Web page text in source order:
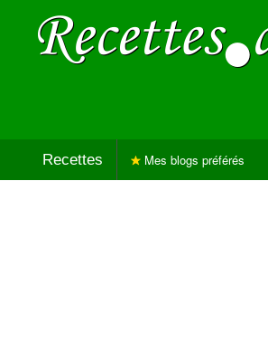
Recettes Mes blogs préférés